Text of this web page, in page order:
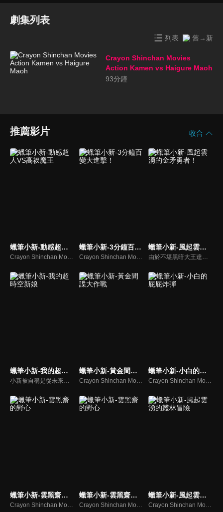
劇集列表
列表 舊→新
Crayon Shinchan Movies
Action Kamen vs Haigure Maoh
93分鐘
推薦影片 收合
蠟筆小新-動感超人VS高衩魔王
Crayon Shinchan Movies Action Kamen vs Haigure Maoh
蠟筆小新-3分鐘百變大進擊！
Crayon Shinchan Movies Densetsu Wo Yobu BuriBuri Sanpun Pokkiri Daishingeki
蠟筆小新-風起雲湧的金矛勇者！
由於不堪黑暗大王達克的殘暴支配，黑暗世界頓庫拉伊發生了動亂，傳說中的金矛和銀盾為了尋找能拯救他們的勇者，化身躲藏到地球上來，而這個被選定的勇者就是小新！但不知情的小新在無意間幫助敵人打開聯結頓庫拉伊世界和地球的門扉，使得達克等人能以實體來到地球，恣意將地球變成黑暗世界...
蠟筆小新-我的超時空新娘
小新被自稱是從未來來的女人帶走了！風間等人為了救出小新，也跟著前往未來。原來在未來地球被巨大隕石群撞上，天空一片黑暗，金有電機的老闆金有增藏於是藉機大賺黑心錢，神祕女子就是他的女兒民子，也是小新未來的未婚妻！長大後的小新，看到世界一片黑暗，決心要讓世界變得更明亮！
蠟筆小新-黃金間諜大作戰
Crayon Shinchan Movie Arashi Wo Yobu Ohgon No Spy Daisakusen
蠟筆小新-小白的屁屁炸彈
Crayon Shinchan Movies Arashi Wo Yobu Utau Ketsudake Bakudan
蠟筆小新-雲黑齋的野心 蠟筆小新-雲黑齋的野心 蠟筆小新-風起雲湧的叢林冒險